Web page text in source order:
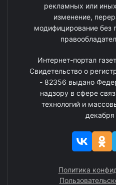
рекламных или
изменение,
модифицирование без
Интернет-портал
Свидетельство о
- 82356 выдано
надзору в сфере
технологий и
декабря
Политика